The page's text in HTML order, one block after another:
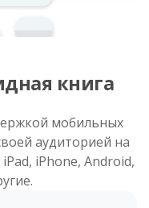
книга
мобильных
аудиторией на
iPhone, Android,